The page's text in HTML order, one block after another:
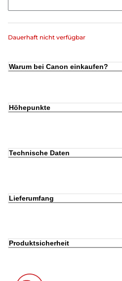
Dauerhaft nicht verfügbar
Warum bei Canon einkaufen?
Höhepunkte
Technische Daten
Lieferumfang
Produktsicherheit